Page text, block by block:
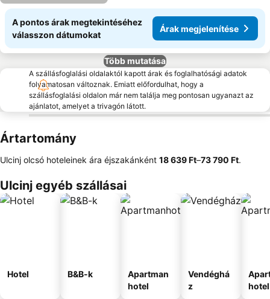
A pontos árak megtekintéséhez
válasszon dátumokat
Árak megjelenítése
Több mutatása
A szállásfoglalási oldalaktól kapott árak és foglalhatósági adatok
folyamatosan változnak. Emiatt előfordulhat, hogy a
szállásfoglalási oldalon már nem találja meg pontosan ugyanazt az
ajánlatot, amelyet a trivagón látott.
Ártartomány
Ulcinj olcsó hoteleinek ára éjszakánként ‎18 639 Ft–‎73 790 Ft.
Ulcinj egyéb szállásai
Hotel B&B-k
Apartman
hotel
Vendéghá
z
hotel